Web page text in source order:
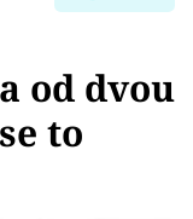
od dvou
to